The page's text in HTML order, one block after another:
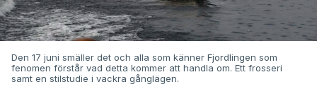
Den 17 juni smäller det och alla som känner Fjordlingen som
fenomen förstår vad detta kommer att handla om. Ett frosseri
samt en stilstudie i vackra gånglägen.